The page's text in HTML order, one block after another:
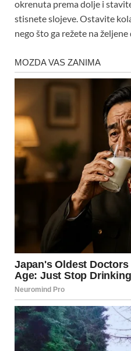
okrenuta prema dolje i
stisnete slojeve. Ostavite
nego što ga režete na